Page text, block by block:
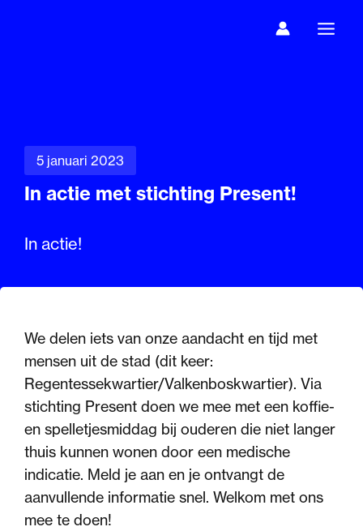
5 januari 2023
In actie met stichting Present!
In actie!
We delen iets van onze aandacht en tijd met
mensen uit de stad (dit keer:
Regentessekwartier/Valkenboskwartier). Via
stichting Present doen we mee met een koffie-
en spelletjesmiddag bij ouderen die niet langer
thuis kunnen wonen door een medische
indicatie. Meld je aan en je ontvangt de
aanvullende informatie snel. Welkom met ons
mee te doen!